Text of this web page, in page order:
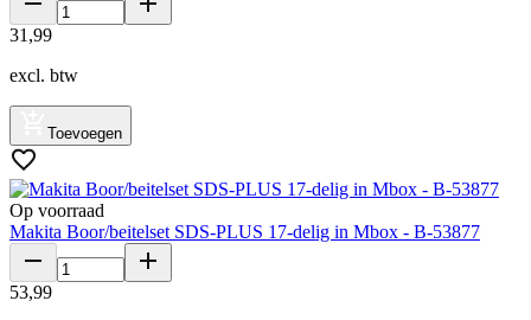
31 ,99
excl. btw
Toevoegen
Op voorraad
Makita Boor/beitelset SDS-PLUS 17-delig in Mbox - B-53877
53,99